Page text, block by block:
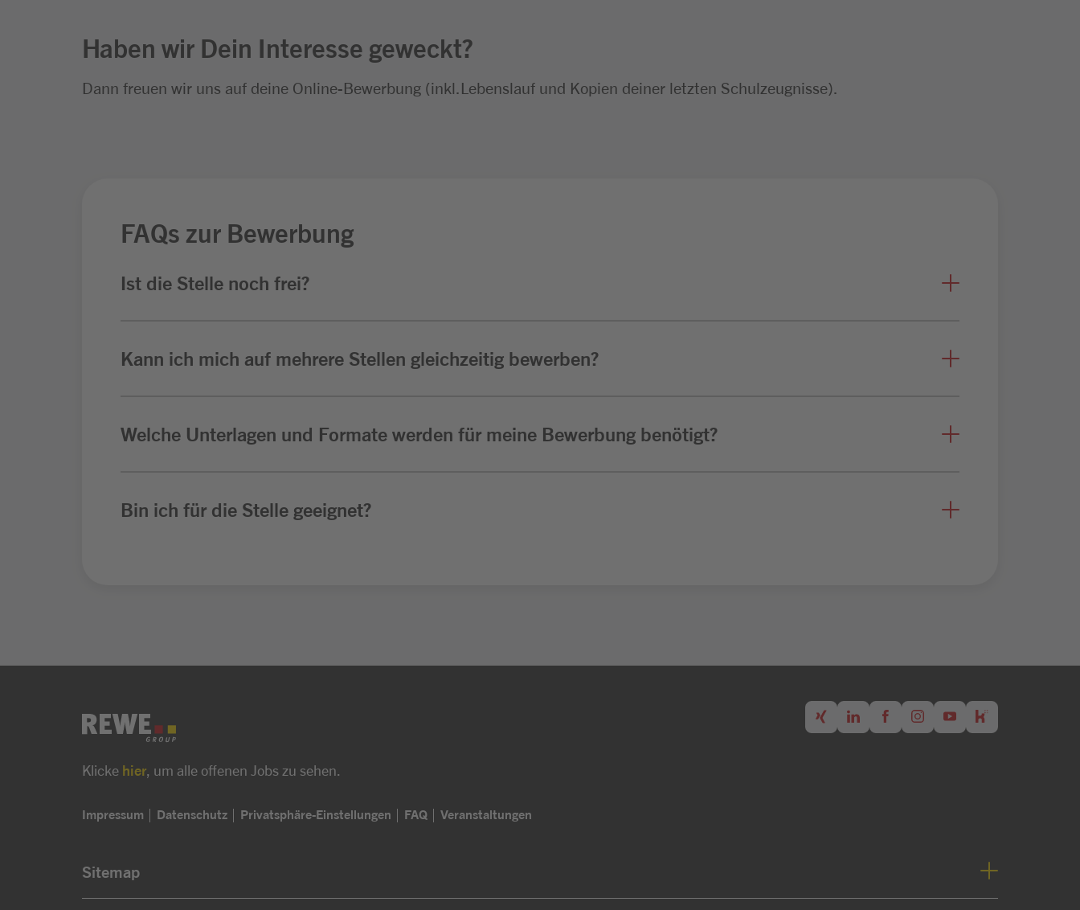
Haben wir Dein Interesse geweckt?
Dann freuen wir uns auf deine Online-Bewerbung (inkl.Lebenslauf und Kopien deiner letzten Schulzeugnisse).
FAQs zur Bewerbung
Ist die Stelle noch frei?
Kann ich mich auf mehrere Stellen gleichzeitig bewerben?
Welche Unterlagen und Formate werden für meine Bewerbung benötigt?
Bin ich für die Stelle geeignet?
Klicke hier , um alle offenen Jobs zu sehen.
Impressum Datenschutz Privatsphäre-Einstellungen FAQ Veranstaltungen
Sitemap